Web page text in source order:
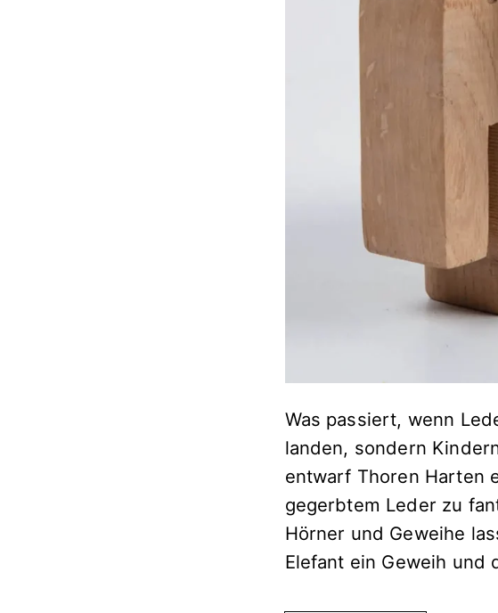
Was passiert, wenn
landen, sondern
entwarf Thoren Harten
gegerbtem Leder zu
Hörner und Geweihe
Elefant ein Geweih und